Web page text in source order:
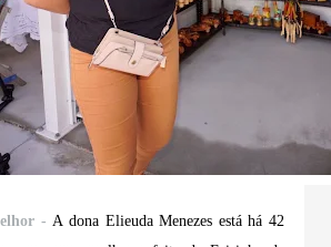
- A dona Elieuda Menezes está há 42